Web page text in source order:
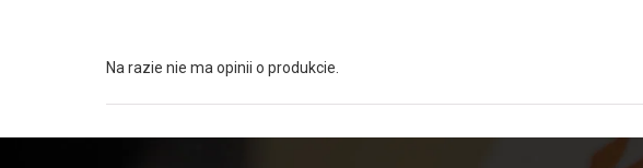
Na razie nie ma opinii o produkcie.